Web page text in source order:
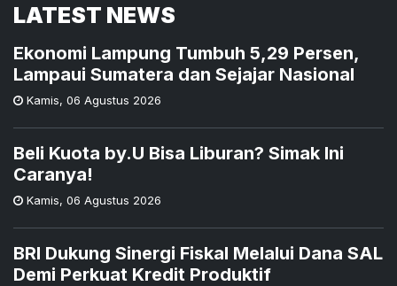
LATEST NEWS
Ekonomi Lampung Tumbuh 5,29 Persen,
Lampaui Sumatera dan Sejajar Nasional
Kamis, 06 Agustus 2026
Beli Kuota by.U Bisa Liburan? Simak Ini
Caranya!
Kamis, 06 Agustus 2026
BRI Dukung Sinergi Fiskal Melalui Dana SAL
Demi Perkuat Kredit Produktif